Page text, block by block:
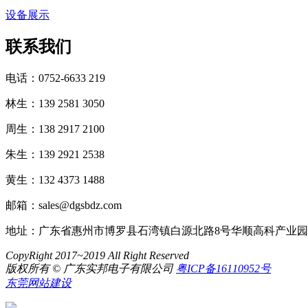
设备展示
联系我们
电话：0752-6633 219
林生：139 2581 3050
周生：138 2917 2100
朱生：139 2921 2538
黄生：132 4373 1488
邮箱：sales@dgsbdz.com
地址：广东省惠州市博罗县石湾镇白源北路8号华顺高科产业
CopyRight 2017~2019 All Right Reserved
版权所有 © 广东实邦电子有限公司 粤ICP备16110952号
东莞网站建设